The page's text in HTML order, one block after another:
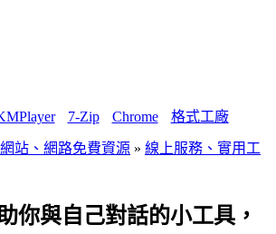
7-Zip Chrome 格式工廠
站、網路免費資源 » 線上服務、實用工
你與自己對話的小工具，